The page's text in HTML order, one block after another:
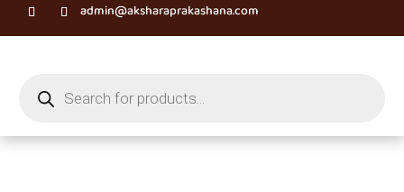
admin@aksharaprakashana.com
search